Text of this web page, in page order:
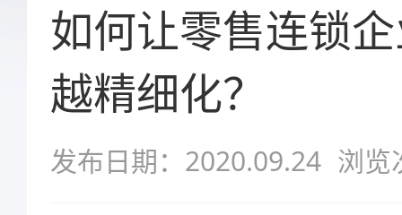
如何让零售连锁
越精细化？
发布日期：2020.09.24 浏览